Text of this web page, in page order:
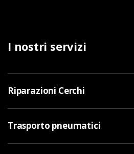
I nostri servizi
Riparazioni Cerchi
Trasporto pneumatici